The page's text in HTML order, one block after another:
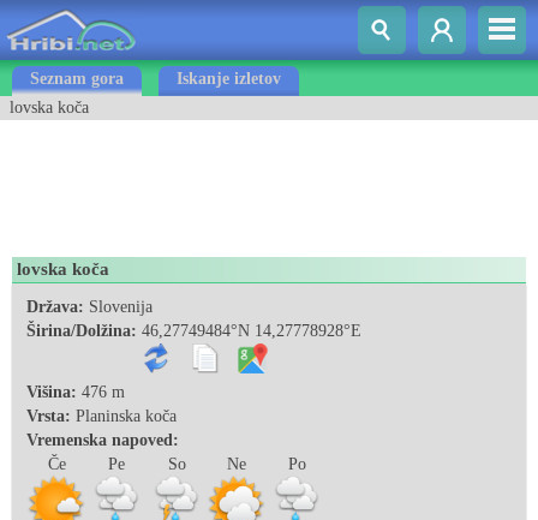
Seznam gora
Iskanje izletov
lovska koča
lovska koča
Država: Slovenija
Širina/Dolžina: 46,27749484°N 14,27778928°E
Višina: 476 m
Vrsta: Planinska koča
Vremenska napoved:
Če
Pe So Ne Po